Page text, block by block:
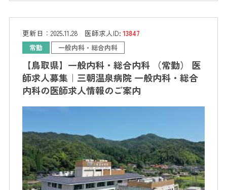
更新日： 2025.11.28 医師求人ID:13847
常勤 一般内科・総合内科
【鳥取県】一般内科・総合内科 （常勤） 医
師求人募集｜三朝温泉病院 一般内科・総合
内科の医師求人情報のご案内